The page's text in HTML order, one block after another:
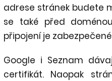
adrese stránek budete
se také před
připojení je
Google i Seznam
certifikát. Naopak